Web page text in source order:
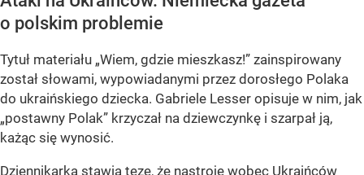
o polskim problemie
Tytuł materiału „Wiem, gdzie mieszkasz!” zainspirowany
został słowami, wypowiadanymi przez dorosłego Polaka
do ukraińskiego dziecka. Gabriele Lesser opisuje w nim, jak
„postawny Polak” krzyczał na dziewczynkę i szarpał ją,
każąc się wynosić.
Dziennikarka stawia tezę, że nastroje wobec Ukraińców